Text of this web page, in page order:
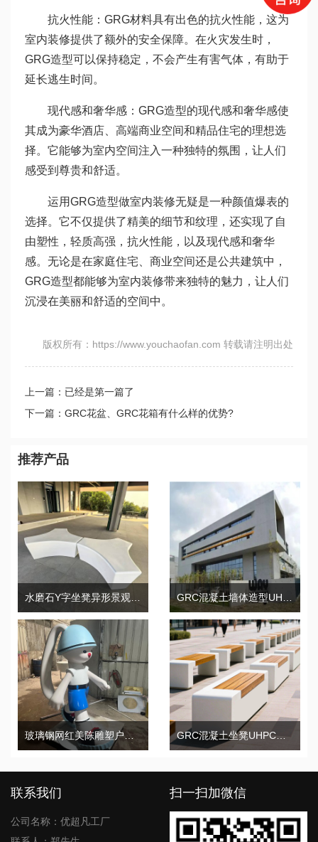
抗火性能：GRG材料具有出色的抗火性能，这为
室内装修提供了额外的安全保障。在火灾发生时，
GRG造型可以保持稳定，不会产生有害气体，有助于
延长逃生时间。
现代感和奢华感：GRG造型的现代感和奢华感使
其成为豪华酒店、高端商业空间和精品住宅的理想选
择。它能够为室内空间注入一种独特的氛围，让人们
感受到尊贵和舒适。
运用GRG造型做室内装修无疑是一种颜值爆表的
选择。它不仅提供了精美的细节和纹理，还实现了自
由塑性，轻质高强，抗火性能，以及现代感和奢华
感。无论是在家庭住宅、商业空间还是公共建筑中，
GRG造型都能够为室内装修带来独特的魅力，让人们
沉浸在美丽和舒适的空间中。
版权所有：https://www.youchaofan.com 转载请注明出处
上一篇：已经是第一篇了
下一篇：GRC花盆、GRC花箱有什么样的优势?
推荐产品
水磨石Y字坐凳异形景观广场座椅 GRC混凝土墙体造型UHPC幕墙构件
玻璃钢网红美陈雕塑户外广场艺术摆件 GRC混凝土坐凳UHPC水磨石木面景观座椅
联系我们
公司名称：优超凡工厂
扫一扫加微信